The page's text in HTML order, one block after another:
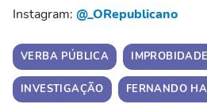
Instagram: @_ORepublicano
VERBA PÚBLICA
INVESTIGAÇÃO FERNANDO